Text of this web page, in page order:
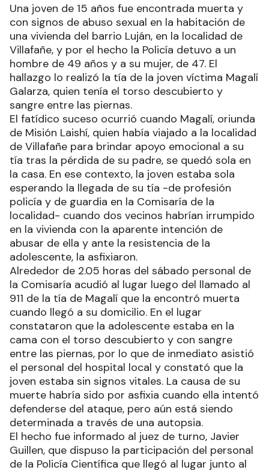
Una joven de 15 años fue encontrada muerta y
con signos de abuso sexual en la habitación de
una vivienda del barrio Luján, en la localidad de
Villafañe, y por el hecho la Policía detuvo a un
hombre de 49 años y a su mujer, de 47. El
hallazgo lo realizó la tía de la joven víctima Magalí
Galarza, quien tenía el torso descubierto y
sangre entre las piernas.
El fatídico suceso ocurrió cuando Magalí, oriunda
de Misión Laishí, quien había viajado a la localidad
de Villafañe para brindar apoyo emocional a su
tía tras la pérdida de su padre, se quedó sola en
la casa. En ese contexto, la joven estaba sola
esperando la llegada de su tía -de profesión
policía y de guardia en la Comisaría de la
localidad- cuando dos vecinos habrían irrumpido
en la vivienda con la aparente intención de
abusar de ella y ante la resistencia de la
adolescente, la asfixiaron.
Alrededor de 2.05 horas del sábado personal de
la Comisaría acudió al lugar luego del llamado al
911 de la tía de Magalí que la encontró muerta
cuando llegó a su domicilio. En el lugar
constataron que la adolescente estaba en la
cama con el torso descubierto y con sangre
entre las piernas, por lo que de inmediato asistió
el personal del hospital local y constató que la
joven estaba sin signos vitales. La causa de su
muerte habría sido por asfixia cuando ella intentó
defenderse del ataque, pero aún está siendo
determinada a través de una autopsia.
El hecho fue informado al juez de turno, Javier
Guillen, que dispuso la participación del personal
de la Policía Científica que llegó al lugar junto al